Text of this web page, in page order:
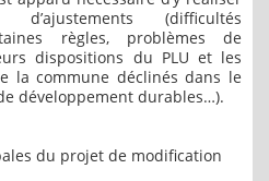
(difficultés
règles, problèmes de
dispositions du PLU et les
la commune déclinés dans le
développement durables…).
du projet de modification